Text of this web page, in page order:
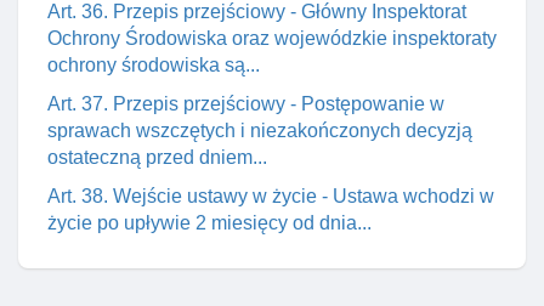
Art. 36. Przepis przejściowy - Główny Inspektorat
Ochrony Środowiska oraz wojewódzkie inspektoraty
ochrony środowiska są...
Art. 37. Przepis przejściowy - Postępowanie w
sprawach wszczętych i niezakończonych decyzją
ostateczną przed dniem...
Art. 38. Wejście ustawy w życie - Ustawa wchodzi w
życie po upływie 2 miesięcy od dnia...